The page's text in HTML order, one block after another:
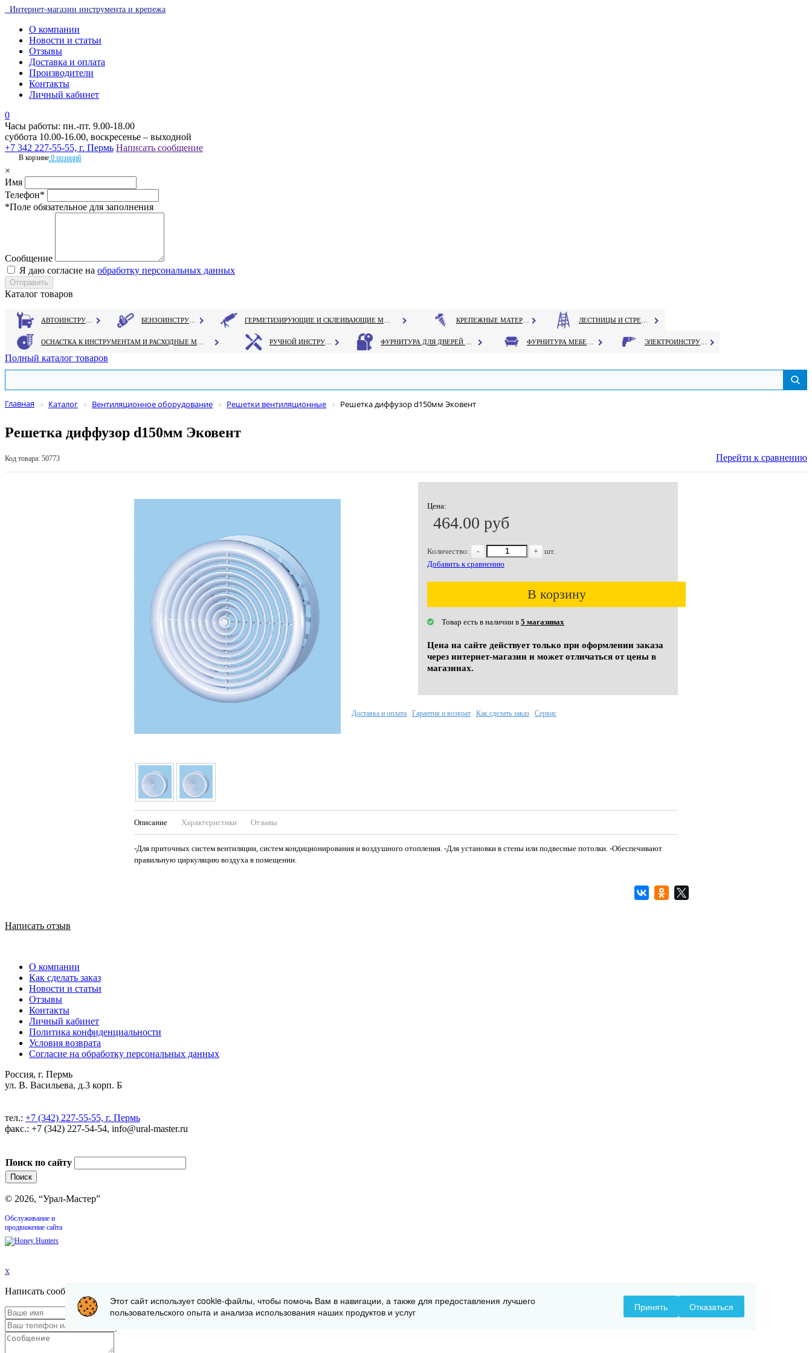
Интернет-магазин инструмента и крепежа
О компании
Новости и статьи
Отзывы
Доставка и оплата
Производители
Контакты
Личный кабинет
0
Часы работы: пн.-пт. 9.00-18.00
суббота 10.00-16.00, воскресенье – выходной
+7 342 227-55-55, г. Пермь Написать сообщение
В корзине 0 позиций
×
Имя
Телефон*
*Поле обязательное для заполнения
Сообщение
Я даю согласие на обработку персональных данных
Каталог товаров
Полный каталог товаров
Главная Каталог Вентиляционное оборудование Решетки вентиляционные Решетка диффузор d150мм Эковент
Решетка диффузор d150мм Эковент
Код товара: 50773 Перейти к сравнению
Цена:
464.00 руб
Количество: - +
шт.
Добавить к сравнению
В корзину
Товар есть в наличии в 5 магазинах
Цена на сайте действует только при оформлении заказа
через интернет-магазин и может отличаться от цены в
магазинах.
Описание Характеристики Отзывы
-Для приточных систем вентиляции, систем кондиционирования и воздушного отопления. -Для установки в стены или подвесные потолки. -Обеспечивают
правильную циркуляцию воздуха в помещении.
Доставка и оплата Гарантия и возврат Как сделать заказ Сервис
Написать отзыв
О компании
Как сделать заказ
Новости и статьи
Отзывы
Контакты
Личный кабинет
Политика конфиденциальности
Условия возврата
Согласие на обработку персональных данных
Россия, г. Пермь
ул. В. Васильева, д.3 корп. Б
тел.: +7 (342) 227-55-55, г. Пермь
факс.: +7 (342) 227-54-54, info@ural-master.ru
Поиск по сайту
© 2026, “Урал-Мастер”
Обслуживание и
продвижение сайта
x
Написать сообщение
Этот сайт использует cookie-файлы, чтобы помочь Вам в навигации, а также для предоставления лучшего
пользовательского опыта и анализа использования наших продуктов и услуг
Принять Отказаться